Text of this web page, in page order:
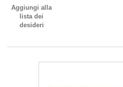
Aggiungi alla
lista dei
desideri